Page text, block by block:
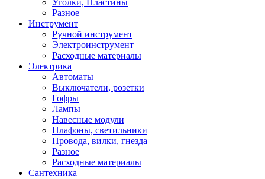
Уголки, Пластины
Разное
Инструмент
Ручной инструмент
Электроинструмент
Расходные материалы
Электрика
Автоматы
Выключатели, розетки
Гофры
Лампы
Навесные модули
Плафоны, светильники
Провода, вилки, гнезда
Разное
Расходные материалы
Сантехника